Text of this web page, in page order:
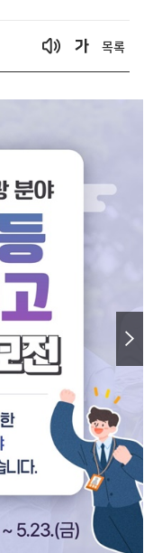
목록